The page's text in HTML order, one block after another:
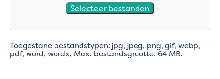
Selecteer bestanden
Toegestane bestandstypen: jpg, jpeg, png, gif, webp,
pdf, word, wordx, Max. bestandsgrootte: 64 MB.